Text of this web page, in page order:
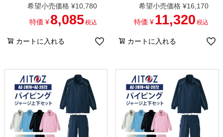
希望小売価格 ¥10,780
特価 ¥8,085税込
カートに入れる
希望小売価格 ¥16,170
特価 ¥ 11,320 税込
カートに入れる